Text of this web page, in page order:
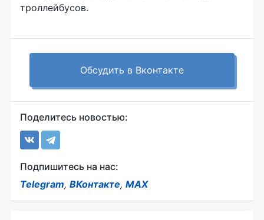
троллейбусов.
Обсудить в Вконтакте
Поделитесь новостью:
Подпишитесь на нас:
Telegram, ВКонтакте, MAX